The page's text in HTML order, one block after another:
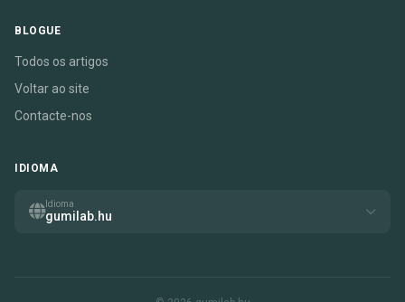
BLOGUE
Todos os artigos
Voltar ao site
Contacte-nos
IDIOMA
Idioma
gumilab.hu